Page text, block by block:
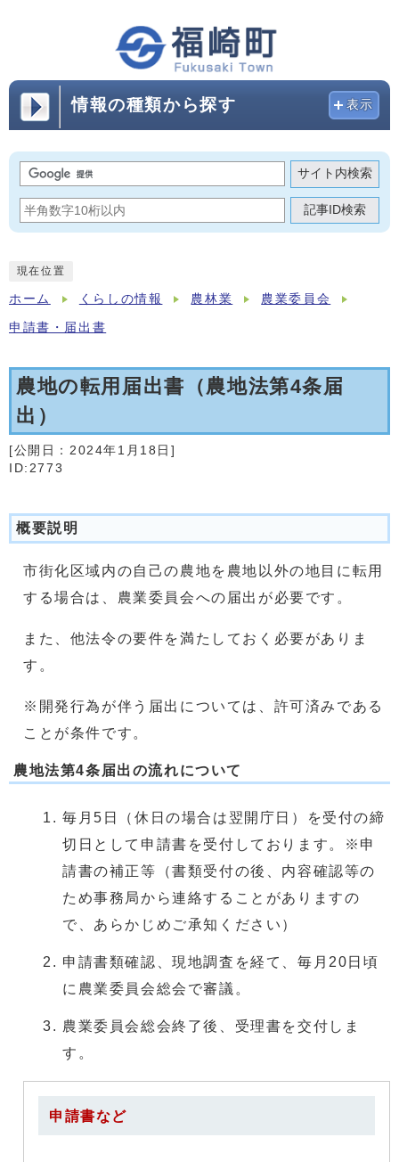
情報の種類から探す 表示
サイト内検索
記事ID検索
現在位置
ホーム くらしの情報 農林業 農業委員会
申請書・届出書
農地の転用届出書（農地法第4条届
出）
[公開日： 2024年1月18日 ]
ID:2773
概要説明
市街化区域内の自己の農地を農地以外の地目に転用
する場合は、農業委員会への届出が必要です。
また、他法令の要件を満たしておく必要がありま
す。
※開発行為が伴う届出については、許可済みである
ことが条件です。
農地法第4条届出の流れについて
毎月5日（休日の場合は翌開庁日）を受付の締
切日として申請書を受付しております。※申
請書の補正等（書類受付の後、内容確認等の
ため事務局から連絡することがありますの
で、あらかじめご承知ください）
申請書類確認、現地調査を経て、毎月20日頃
に農業委員会総会で審議。
農業委員会総会終了後、受理書を交付しま
す。
申請書など